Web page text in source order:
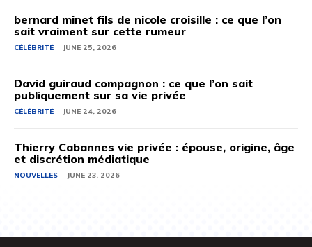
bernard minet fils de nicole croisille : ce que l’on
sait vraiment sur cette rumeur
CÉLÉBRITÉ JUNE 25, 2026
David guiraud compagnon : ce que l’on sait
publiquement sur sa vie privée
CÉLÉBRITÉ JUNE 24, 2026
Thierry Cabannes vie privée : épouse, origine, âge
et discrétion médiatique
NOUVELLES JUNE 23, 2026